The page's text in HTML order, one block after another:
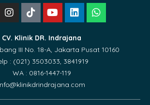
CV. Klinik DR. Indrajana
III No. 18-A, Jakarta Pusat 10160
: (021) 3503033, 3841919
WA : 0816-1447-119